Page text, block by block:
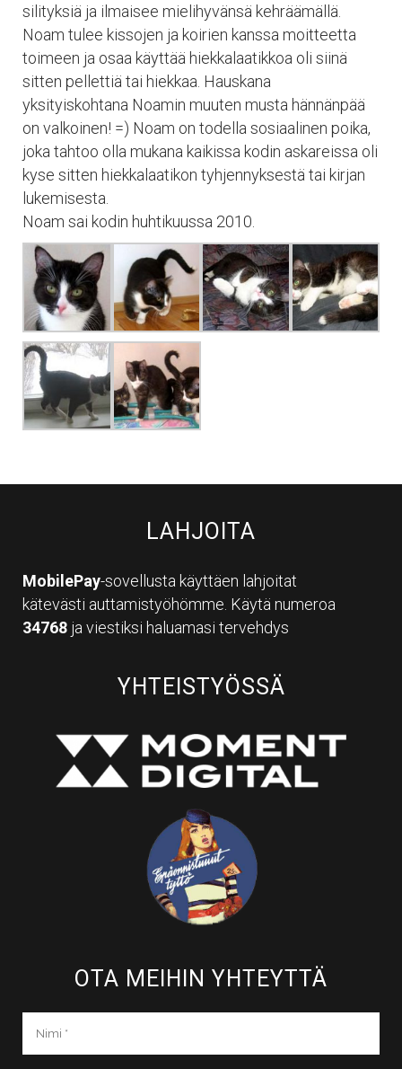
silityksiä ja ilmaisee mielihyvänsä kehräämällä.
Noam tulee kissojen ja koirien kanssa moitteetta
toimeen ja osaa käyttää hiekkalaatikkoa oli siinä
sitten pellettiä tai hiekkaa. Hauskana
yksityiskohtana Noamin muuten musta hännänpää
on valkoinen! =) Noam on todella sosiaalinen poika,
joka tahtoo olla mukana kaikissa kodin askareissa oli
kyse sitten hiekkalaatikon tyhjennyksestä tai kirjan
lukemisesta.
Noam sai kodin huhtikuussa 2010.
LAHJOITA
MobilePay-sovellusta käyttäen lahjoitat
kätevästi auttamistyöhömme. Käytä numeroa
34768 ja viestiksi haluamasi tervehdys
YHTEISTYÖSSÄ
OTA MEIHIN YHTEYTTÄ​